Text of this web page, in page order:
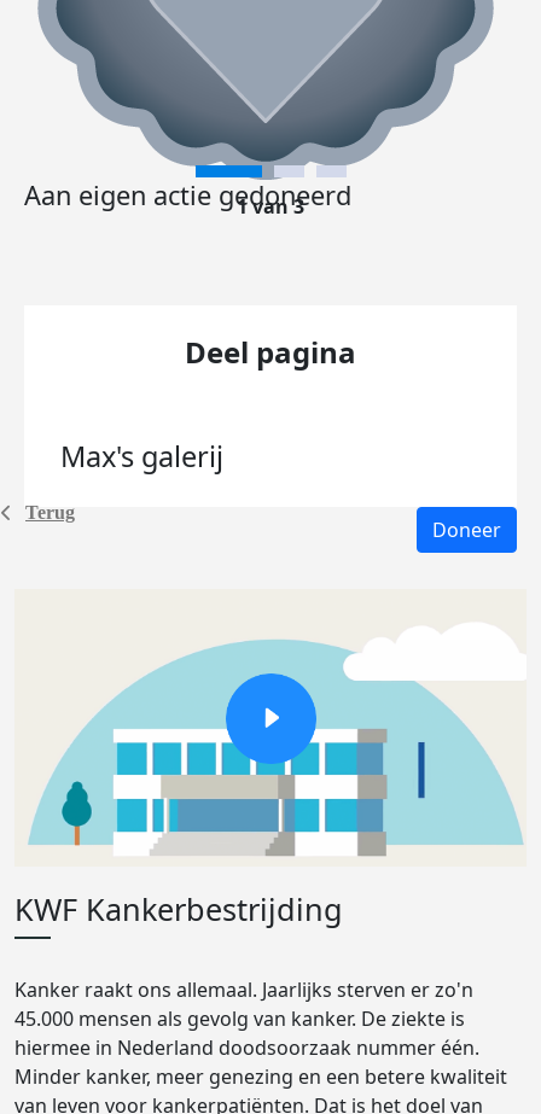
Terug
Aan eigen actie gedoneerd
1 van 3
Deel pagina
Max's galerij
Doneer
KWF Kankerbestrijding
Kanker raakt ons allemaal. Jaarlijks sterven er zo'n
45.000 mensen als gevolg van kanker. De ziekte is
hiermee in Nederland doodsoorzaak nummer één.
Minder kanker, meer genezing en een betere kwaliteit
van leven voor kankerpatiënten. Dat is het doel van